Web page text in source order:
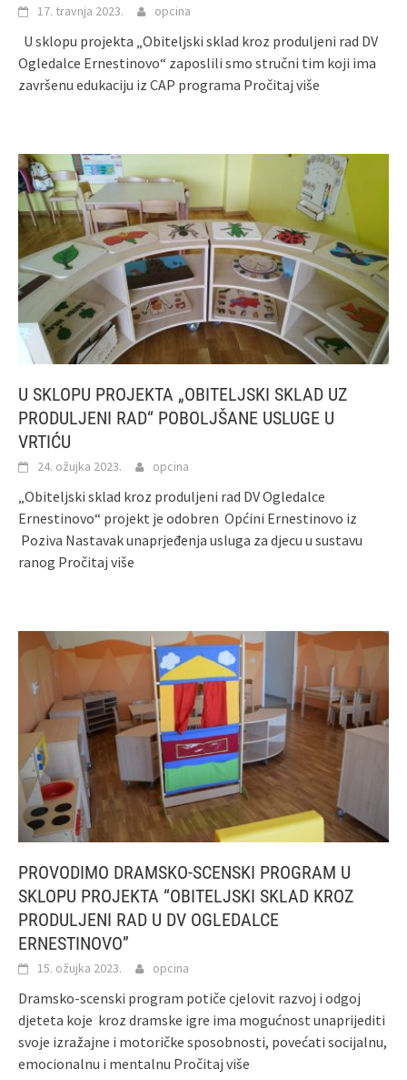
17. travnja 2023. opcina
U sklopu projekta „Obiteljski sklad kroz produljeni rad DV
Ogledalce Ernestinovo“ zaposlili smo stručni tim koji ima
završenu edukaciju iz CAP programa Pročitaj više
U SKLOPU PROJEKTA „OBITELJSKI SKLAD UZ
PRODULJENI RAD“ POBOLJŠANE USLUGE U
VRTIĆU
24. ožujka 2023. opcina
„Obiteljski sklad kroz produljeni rad DV Ogledalce
Ernestinovo“ projekt je odobren Općini Ernestinovo iz
Poziva Nastavak unaprjeđenja usluga za djecu u sustavu
ranog Pročitaj više
PROVODIMO DRAMSKO-SCENSKI PROGRAM U
SKLOPU PROJEKTA “OBITELJSKI SKLAD KROZ
PRODULJENI RAD U DV OGLEDALCE
ERNESTINOVO”
15. ožujka 2023. opcina
Dramsko-scenski program potiče cjelovit razvoj i odgoj
djeteta koje kroz dramske igre ima mogućnost unaprijediti
svoje izražajne i motoričke sposobnosti, povećati socijalnu,
emocionalnu i mentalnu Pročitaj više